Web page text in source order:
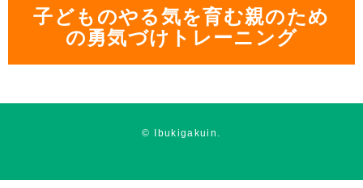
子どものやる気を育む親のため
の勇気づけトレーニング
© Ibukigakuin.